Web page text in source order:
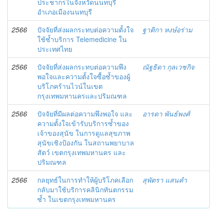
ประชากรในจังหวัดนนทบุรี
อำเภอเมืองนนทบุรี
2566
ปัจจัยที่ส่งผลกระทบต่อความตั้งใจ
ใช้ซ้ำบริการ Telemedicine ใน
ประเทศไทย
ฐาติกา หงษ์อร่าม
2566
ปัจจัยที่ส่งผลกระทบต่อความพึง
พอใจและความตั้งใจซื้อซ้ำของผู้
บริโภคร้านไวน์ในเขต
กรุงเทพมหานครและปริมณฑล
ณัฐธิดา กุลเวชกิจ
2566
ปัจจัยที่มีผลต่อความพึงพอใจ และ
ความตั้งใจเข้ารับบริการซ้ำของ
เจ้าของสุนัข ในการดูแลสุขภาพ
สุนัขเชิงป้องกัน ในสถานพยาบาล
สัตว์ เขตกรุงเทพมหานคร และ
ปริมณฑล
อารดา พันธ์พงศ์
2566
กลยุทธ์ในการทำให้ผู้บริโภคเลือก
กลับมาใช้บริการคลินิกทันตกรรม
ซ้ำ ในเขตกรุงเทพมหานคร
สุพัตรา แสนคำ